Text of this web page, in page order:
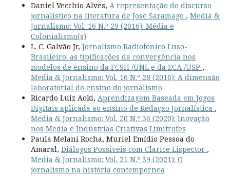
Daniel Vecchio Alves, A representação do discurso
jornalístico na literatura de José Saramago , Media &
Jornalismo: Vol. 16 N.º 29 (2016): Média e
Colonialismo(s)
L. C. Galvão Jr, Jornalismo Radiofónico Luso-
Brasileiro: as tipificações da convergência nos
modelos de ensino da FCSH /UNL e da ECA /USP ,
Media & Jornalismo: Vol. 16 N.º 28 (2016): A dimensão
laboratorial do ensino do jornalismo
Ricardo Luiz Aoki, Aprendizagem Baseada em Jogos
Digitais aplicada ao ensino de Redação Jornalística ,
Media & Jornalismo: Vol. 20 N.º 36 (2020): Inovação
nos Media e Indústrias Criativas Limítrofes
Paula Melani Rocha, Muriel Emídio Pessoa do
Amaral, Diálogos Possíveis com Clarice Lispector ,
Media & Jornalismo: Vol. 21 N.º 39 (2021): O
jornalismo na história contempornea